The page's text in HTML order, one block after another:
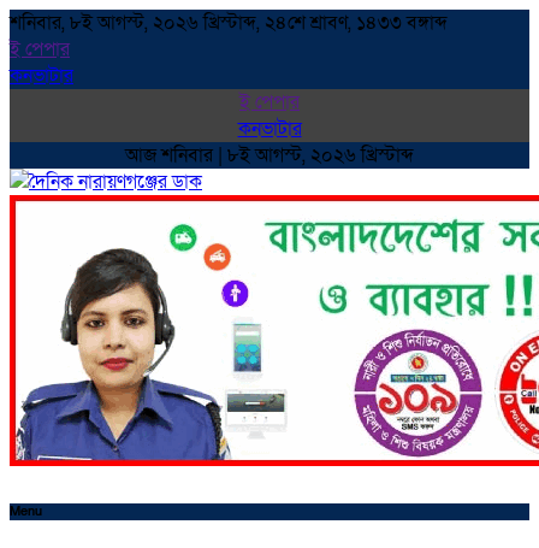
শনিবার, ৮ই আগস্ট, ২০২৬ খ্রিস্টাব্দ, ২৪শে শ্রাবণ, ১৪৩৩ বঙ্গাব্দ
ই পেপার
কনভাটার
ই পেপার
কনভাটার
আজ শনিবার | ৮ই আগস্ট, ২০২৬ খ্রিস্টাব্দ
Menu